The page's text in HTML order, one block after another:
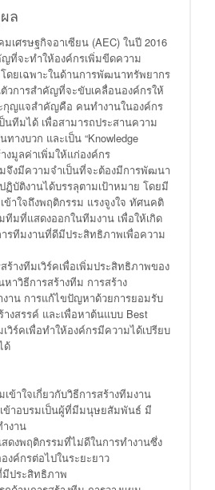
ล
มเศรษฐกิจอาเซียน (AEC) ในปี 2016
ที่จะทำให้องค์กรเพิ่มขีดความ
ดยเฉพาะในด้านการพัฒนาทรัพยากร
วการสำคัญที่จะขับเคลื่อนองค์กรให้
กุญแจสำคัญคือ คนทำงานในองค์กร
นทีมได้ เพื่อสามารถประสานความ
างบวก และเป็น “Knowledge
างมูลค่าเพิ่มให้แก่องค์กร
จึงมีความจำเป็นที่จะต้องมีการพัฒนา
ฏิบัติงานได้บรรลุตามเป้าหมาย โดยมี
ข้าใจถึงพฤติกรรม แรงจูงใจ ทัศนคติ
ทีมที่แสดงออกในทีมงาน เพื่อให้เกิด
รทีมงานที่ดีมีประสิทธิภาพเพื่อความ
ร้างทีมเวิร์คเพื่อเพิ่มประสิทธิภาพของ
าวิธีการสร้างทีม การสร้าง
าน การแก้ไขปัญหาด้วยการยอมรับ
างสรรค์ และเพื่อหาต้นแบบ Best
วิร์คเพื่อทำให้องค์กรมีความได้เปรียบ
ด้
าใจเกี่ยวกับวิธีการสร้างทีมงาน
ข้าอบรมเป็นผู้ที่มีมนุษยสัมพันธ์ มี
งาน
งพฤติกรรมที่ไม่ดีในการทำงานซึ่ง
งค์กรต่อไปในระยะยาว
ประสิทธิภาพ